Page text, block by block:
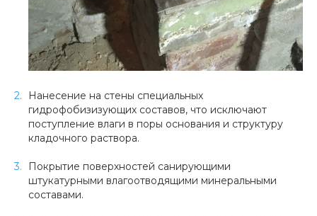
Нанесение на стены специальных
гидрофобизизующих составов, что исключают
поступление влаги в поры основания и структуру
кладочного раствора.
Покрытие поверхностей санирующими
штукатурными влагоотводящими минеральными
составами.